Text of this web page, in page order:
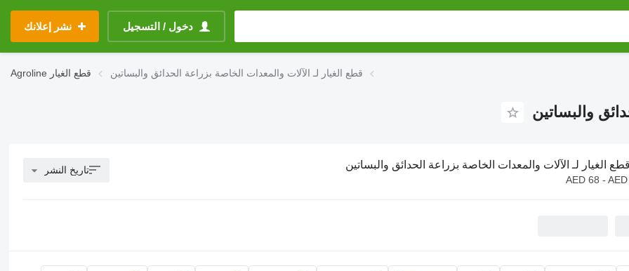
دخول / التسجيل نشر إعلانك
Agroline قطع الغيار قطع الغيار لـ الآلات والمعدات الخاصة بزراعة الحدائق والبساتين
والبساتين
قطع الغيار لـ الآلات والمعدات الخاصة بزراعة الحدائق والبساتين
AED 68 -
تاريخ النشر